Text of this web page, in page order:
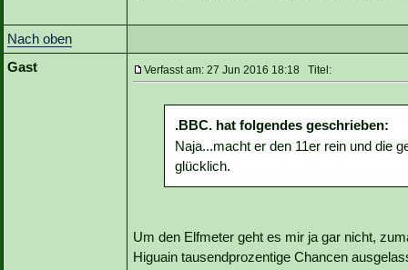
Nach oben
Gast
Verfasst am: 27 Jun 2016 18:18 Titel:
.BBC. hat folgendes geschrieben:
Naja...macht er den 11er rein und die
glücklich.
Um den Elfmeter geht es mir ja gar nicht,
Higuain tausendprozentige Chancen